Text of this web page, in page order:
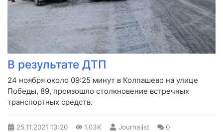
В результате ДТП
24 ноября около 09:25 минут в Колпашево на улице
Победы, 89, произошло столкновение встречных
транспортных средств.
25.11.2021 13:20 1.03K Journalist 0